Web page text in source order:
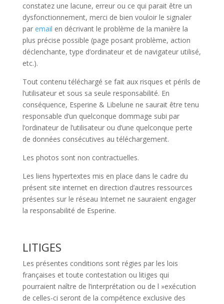
constatez une lacune, erreur ou ce qui parait être un
dysfonctionnement, merci de bien vouloir le signaler
par email en décrivant le problème de la manière la
plus précise possible (page posant problème, action
déclenchante, type d’ordinateur et de navigateur utilisé,
etc.).
Tout contenu téléchargé se fait aux risques et périls de
l’utilisateur et sous sa seule responsabilité. En
conséquence, Esperine & Libelune ne saurait être tenu
responsable d’un quelconque dommage subi par
l’ordinateur de l’utilisateur ou d’une quelconque perte
de données consécutives au téléchargement.
Les photos sont non contractuelles.
Les liens hypertextes mis en place dans le cadre du
présent site internet en direction d’autres ressources
présentes sur le réseau Internet ne sauraient engager
la responsabilité de Esperine.
LITIGES
Les présentes conditions sont régies par les lois
françaises et toute contestation ou litiges qui
pourraient naître de l’interprétation ou de l »exécution
de celles-ci seront de la compétence exclusive des